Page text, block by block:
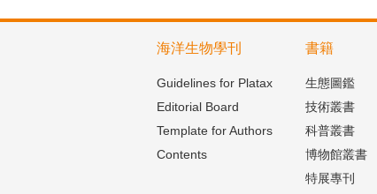
海洋生物學刊
Guidelines for Platax
Editorial Board
Template for Authors
Contents
書籍
生態圖鑑
技術叢書
科普叢書
博物館叢書
特展專刊